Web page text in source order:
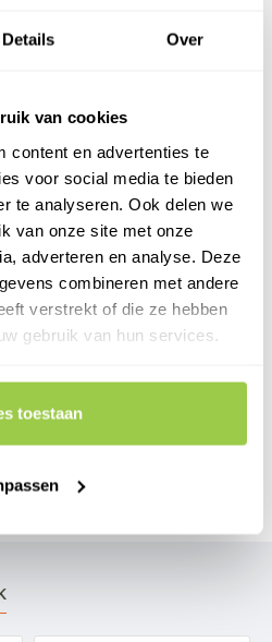
Details Over
van cookies
content en advertenties te
voor social media te bieden
te analyseren. Ook delen we
van onze site met onze
adverteren en analyse. Deze
combineren met andere
verstrekt of die ze hebben
gebruik van hun services.
toestaan
kg